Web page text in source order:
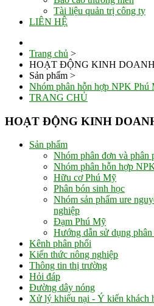
Tài liệu quản trị công ty
LIÊN HỆ
Trang chủ >
HOẠT ĐỘNG KINH DOANH
Sản phẩm >
Nhóm phân hỗn hợp NPK Phú
TRANG CHỦ
HOẠT ĐỘNG KINH
Sản phẩm
Nhóm phân đơn và phân
Nhóm phân hỗn hợp
Hữu cơ Phú Mỹ
Phân bón sinh học
Nhóm sản phẩm ure
nghiệp
Đạm Phú Mỹ
Hướng dẫn sử dụng
Kênh phân phối
Kiến thức nông nghiệp
Thông tin thị trường
Hỏi đáp
Đường dây nóng
Xử lý khiếu nại - Ý kiến khách